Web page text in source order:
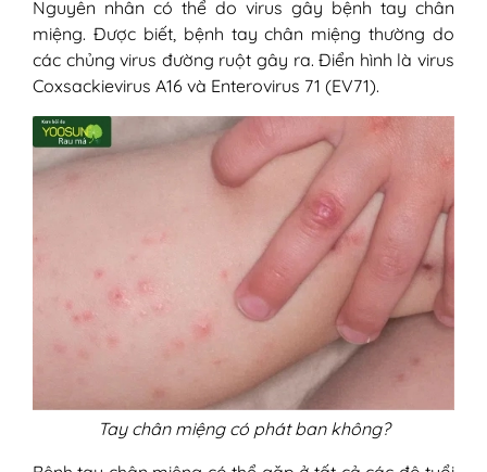
Nguyên nhân có thể do virus gây bệnh tay chân
miệng. Được biết, bệnh tay chân miệng thường do
các chủng virus đường ruột gây ra. Điển hình là virus
Coxsackievirus A16 và Enterovirus 71 (EV71).
Tay chân miệng có phát ban không?